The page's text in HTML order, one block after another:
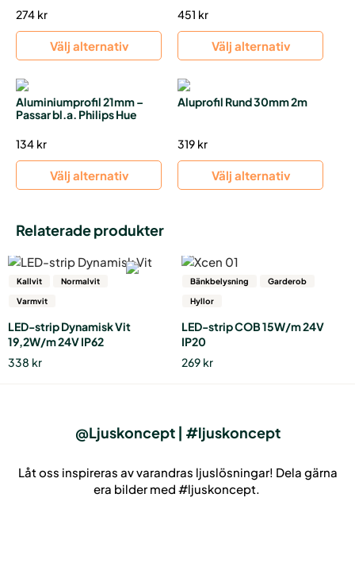
274 kr
Välj alternativ
451 kr
Välj alternativ
Aluminiumprofil 21mm –
Passar bl.a. Philips Hue
134 kr
Välj alternativ
Aluprofil Rund 30mm 2m
319 kr
Välj alternativ
Relaterade produkter
Kallvit Normalvit
Varmvit
LED-strip Dynamisk Vit
19,2W/m 24V IP62
338 kr
Bänkbelysning Garderob
Hyllor
LED-strip COB 15W/m 24V
IP20
269 kr
Den
här
produkten
flera
varianter.
De
väljas
@Ljuskoncept | #ljuskoncept
Låt oss inspireras av varandras ljuslösningar! Dela gärna
era bilder med #ljuskoncept.